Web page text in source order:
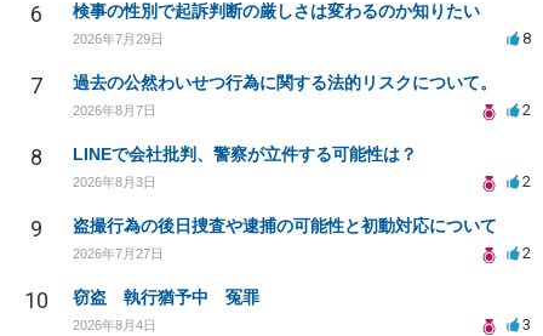
6 検事の性別で起訴判断の厳しさは変わるのか知りたい
2026年7月29日 8
7 過去の公然わいせつ行為に関する法的リスクについて。
2026年8月7日 2
8 LINEで会社批判、警察が立件する可能性は？
2026年8月3日 2
9 盗撮行為の後日捜査や逮捕の可能性と初動対応について
2026年7月27日 2
10 窃盗 執行猶予中 冤罪
2026年8月4日 3